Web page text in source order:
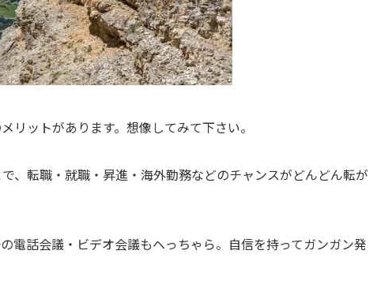
リットがあります。想像してみて下さい。
、転職・就職・昇進・海外勤務などのチャンスがどんどん転が
電話会議・ビデオ会議もへっちゃら。自信を持ってガンガン発